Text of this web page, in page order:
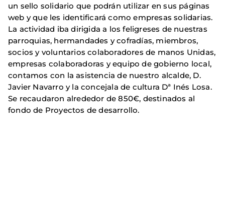
un sello solidario que podrán utilizar en sus páginas
web y que les identificará como empresas solidarias.
La actividad iba dirigida a los feligreses de nuestras
parroquias, hermandades y cofradías, miembros,
socios y voluntarios colaboradores de manos Unidas,
empresas colaboradoras y equipo de gobierno local,
contamos con la asistencia de nuestro alcalde, D.
Javier Navarro y la concejala de cultura Dª Inés Losa.
Se recaudaron alrededor de 850€, destinados al
fondo de Proyectos de desarrollo.